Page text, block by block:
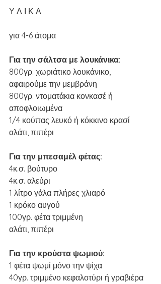
Υ Λ Ι Κ Α
για 4-6 άτομα
Για την σάλτσα με λουκάνικα:
800γρ. χωριάτικο λουκάνικο,
αφαιρούμε την μεμβράνη
800γρ. ντοματάκια κονκασέ ή
αποφλοιωμένα
1/4 κούπας λευκό ή κόκκινο κρασί
αλάτι, πιπέρι
Για την μπεσαμέλ φέτας:
4κ.σ. βούτυρο
4κ.σ. αλεύρι
1 λίτρο γάλα πλήρες χλιαρό
1 κρόκο αυγού
100γρ. φέτα τριμμένη
αλάτι, πιπέρι
Για την κρούστα ψωμιού:
1 φέτα ψωμί μόνο την ψίχα
40γρ. τριμμένο κεφαλοτύρι ή γραβιέρα